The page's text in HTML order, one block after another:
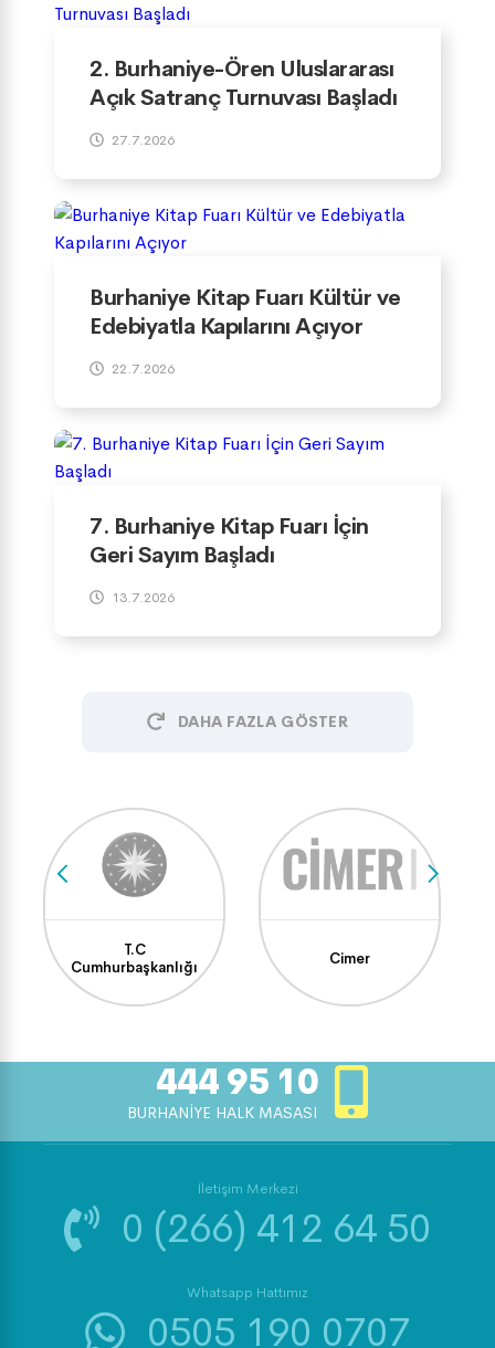
2. Burhaniye-Ören Uluslararası
Açık Satranç Turnuvası Başladı
27.7.2026
Burhaniye Kitap Fuarı Kültür ve
Edebiyatla Kapılarını Açıyor
22.7.2026
7. Burhaniye Kitap Fuarı İçin
Geri Sayım Başladı
13.7.2026
DAHA FAZLA GÖSTER
T.C
Cumhurbaşkanlığı
Cimer
444 95 10
BURHANİYE HALK MASASI
İletişim Merkezi
0 (266) 412 64 50
Whatsapp Hattımız
0505 190 0707